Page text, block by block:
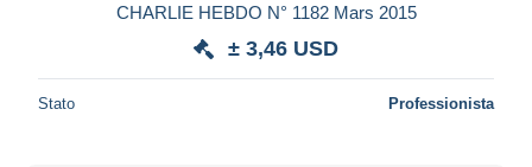
CHARLIE HEBDO N° 1182 Mars 2015
± 3,46 USD
Stato Professionista